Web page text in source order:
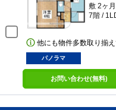
敷 2ヶ
7階 /
他にも物件多数取り揃
パノラマ
お問い合わせ(無料)